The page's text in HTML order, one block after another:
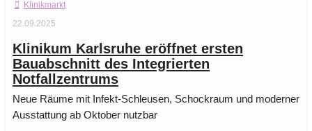
Klinikmarkt
22.09.2025
Klinikum Karlsruhe eröffnet ersten
Bauabschnitt des Integrierten
Notfallzentrums
Neue Räume mit Infekt-Schleusen, Schockraum und moderner
Ausstattung ab Oktober nutzbar